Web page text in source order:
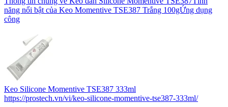
năng nổi bật của Keo Momentive TSE387 Trắng 100gỨng dụng
công
Keo Silicone Momentive TSE387 333ml
https://prostech.vn/vi/keo-silicone-momentive-tse387-333ml/